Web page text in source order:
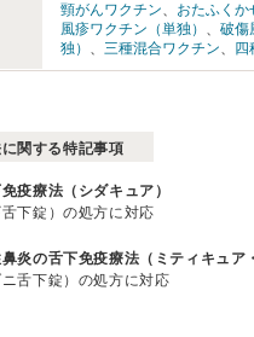
頸がんワクチン、 おたふくか
風疹ワクチン（単独） 、 破傷
独） 、 三種混合ワクチン、 四
関する特記事項
疫療法（シダキュア）
下錠）の処方に対応
炎の舌下免疫療法（ミティキュア
舌下錠）の処方に対応